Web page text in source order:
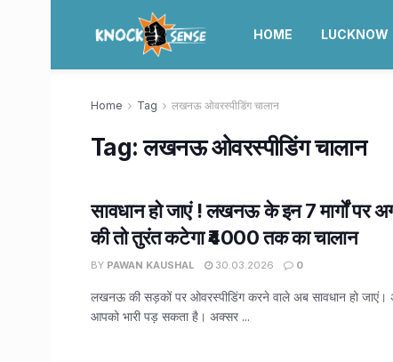
HOME LUCKNOW
Home Tag लखनऊ ओवरस्पीडिंग चालान
Tag:लखनऊ ओवरस्पीडिंग चालान
सावधान हो जाएं ! लखनऊ के इन 7 मार्गों पर
की तो तुरंत कटेगा ₹4000 तक का चालान
BY PAWAN KAUSHAL 30.03.2026 0
लखनऊ की सड़कों पर ओवरस्‍पीडिंग करने वाले अब सावधान हो जाएं।
आपको भारी पड़ सकता है। अक्सर ...